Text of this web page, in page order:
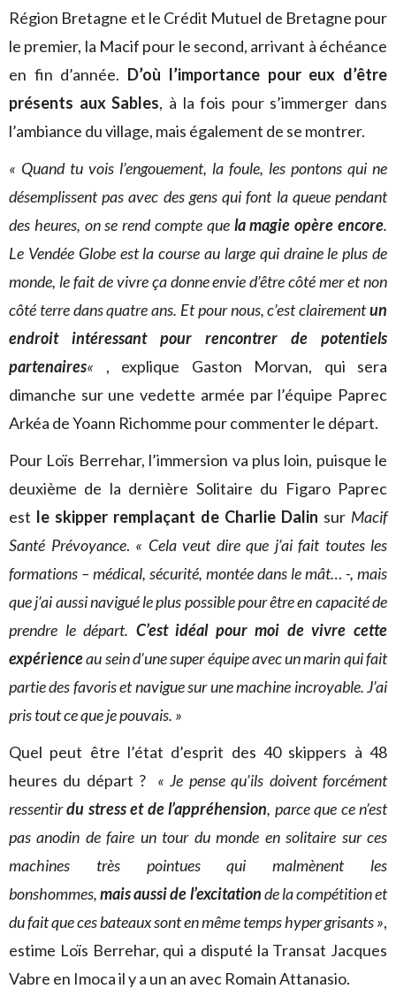
Région Bretagne et le Crédit Mutuel de Bretagne pour
le premier, la Macif pour le second, arrivant à échéance
en fin d’année. D’où l’importance pour eux d’être
présents aux Sables, à la fois pour s’immerger dans
l’ambiance du village, mais également de se montrer.
« Quand tu vois l’engouement, la foule, les pontons qui ne
désemplissent pas avec des gens qui font la queue pendant
des heures, on se rend compte que la magie opère encore.
Le Vendée Globe est la course au large qui draine le plus de
monde, le fait de vivre ça donne envie d’être côté mer et non
côté terre dans quatre ans. Et pour nous, c’est clairementun
endroit intéressant pour rencontrer de potentiels
partenaires« , explique Gaston Morvan, qui sera
dimanche sur une vedette armée par l’équipe Paprec
Arkéa de Yoann Richomme pour commenter le départ.
Pour Loïs Berrehar, l’immersion va plus loin, puisque le
deuxième de la dernière Solitaire du Figaro Paprec
est le skipper remplaçant de Charlie Dalin sur Macif
Santé Prévoyance. « Cela veut dire que j’ai fait toutes les
formations – médical, sécurité, montée dans le mât… -, mais
que j’ai aussi navigué le plus possible pour être en capacité de
prendre le départ. C’est idéal pour moi de vivre cette
expérienceau sein d’une super équipe avec un marin qui fait
partie des favoris et navigue sur une machine incroyable. J’ai
pris tout ce que je pouvais. »
Quel peut être l’état d’esprit des 40 skippers à 48
heures du départ ? « Je pense qu’ils doivent forcément
ressentirdu stress et de l’appréhension, parce que ce n’est
pas anodin de faire un tour du monde en solitaire sur ces
machines très pointues qui malmènent les
bonshommes,mais aussi de l’excitationde la compétition et
du fait que ces bateaux sont en même temps hyper grisants »,
estime Loïs Berrehar, qui a disputé la Transat Jacques
Vabre en Imoca il y a un an avec Romain Attanasio.